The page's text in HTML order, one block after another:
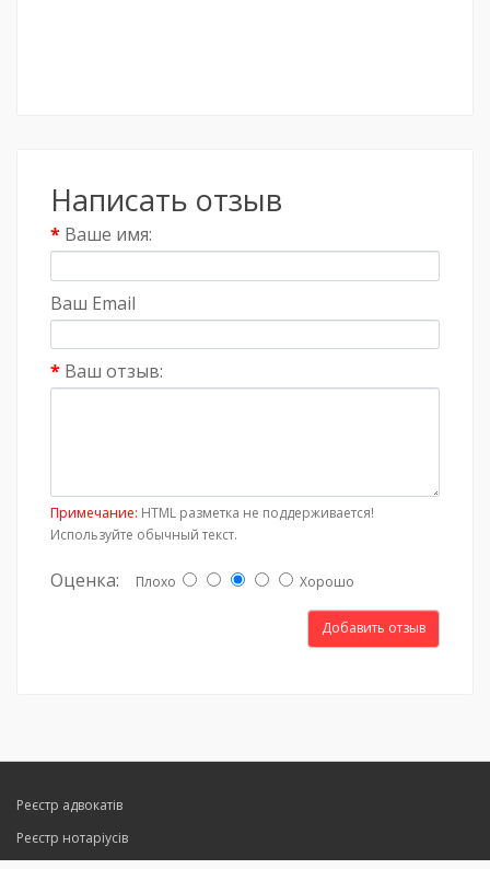
Написать отзыв
Ваше имя:
Ваш Email
Ваш отзыв:
Примечание: HTML разметка не поддерживается!
Используйте обычный текст.
Оценка: Плохо Хорошо
Добавить отзыв
Реєстр адвокатів
Реєстр нотаріусів